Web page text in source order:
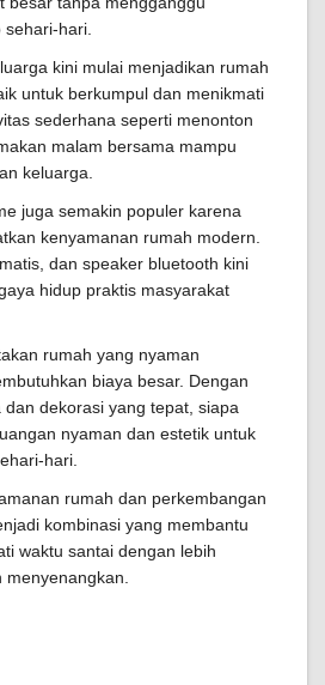
hari.
kini mulai menjadikan rumah
untuk berkumpul dan menikmati
sederhana seperti menonton
malam bersama mampu
keluarga.
juga semakin populer karena
kenyamanan rumah modern.
dan speaker bluetooth kini
hidup praktis masyarakat
rumah yang nyaman
biaya besar. Dengan
dekorasi yang tepat, siapa
nyaman dan estetik untuk
hari.
rumah dan perkembangan
kombinasi yang membantu
waktu santai dengan lebih